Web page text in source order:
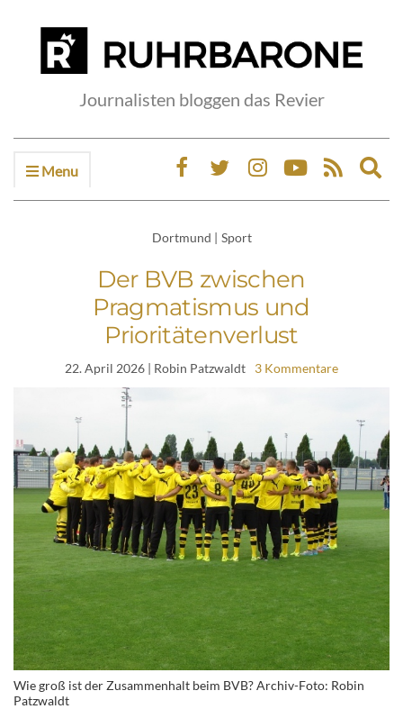
Journalisten bloggen das Revier
Menu
Dortmund | Sport
Der BVB zwischen
Pragmatismus und
Prioritätenverlust
22. April 2026 | Robin Patzwaldt 3 Kommentare
Wie groß ist der Zusammenhalt beim BVB? Archiv-Foto: Robin
Patzwaldt